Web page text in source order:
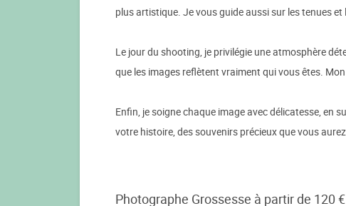
plus artistique. Je vous guide aussi sur les tenues
Le jour du shooting, je privilégie une atmosphère
que les images reflètent vraiment qui vous êtes.
Enfin, je soigne chaque image avec délicatesse, en
votre histoire, des souvenirs précieux que vous
Photographe Grossesse à partir de 120 €